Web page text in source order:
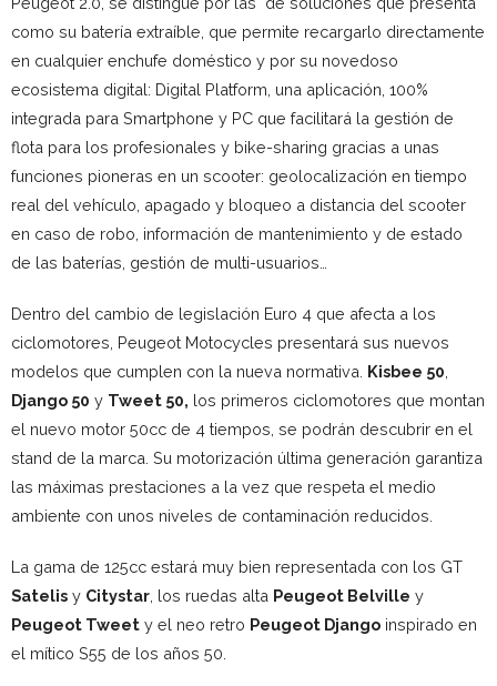
como su batería extraíble, que permite recargarlo directamente
en cualquier enchufe doméstico y por su novedoso
ecosistema digital: Digital Platform, una aplicación, 100%
integrada para Smartphone y PC que facilitará la gestión de
flota para los profesionales y bike-sharing gracias a unas
funciones pioneras en un scooter: geolocalización en tiempo
real del vehículo, apagado y bloqueo a distancia del scooter
en caso de robo, información de mantenimiento y de estado
de las baterías, gestión de multi-usuarios…
Dentro del cambio de legislación Euro 4 que afecta a los
ciclomotores, Peugeot Motocycles presentará sus nuevos
modelos que cumplen con la nueva normativa. Kisbee 50
Django 50 y Tweet 50, los primeros ciclomotores que montan
el nuevo motor 50cc de 4 tiempos, se podrán descubrir en el
stand de la marca. Su motorización última generación garantiza
las máximas prestaciones a la vez que respeta el medio
ambiente con unos niveles de contaminación reducidos.
La gama de 125cc estará muy bien representada con los GT
Satelis y Citystar , los ruedas alta Peugeot Belville y
Peugeot Tweet y el neo retro Peugeot Django inspirado en
el mítico S55 de los años 50.